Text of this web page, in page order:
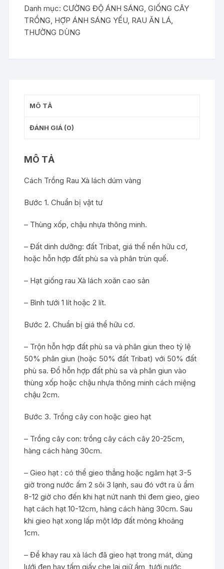
dúm
vàng
số
Danh mục:CƯỜNG ĐỘ ÁNH SÁNG ,GIỐNG CÂY
TRỒNG HỢP ÁNH SÁNG YẾU RAU ĂN LÁ
THƯỜNG DÙNG
MÔ TẢ
ĐÁNH GIÁ (0)
MÔ TẢ
Cách Trồng Rau Xà lách dúm vàng
Bước 1. Chuẩn bị vật tư
– Thùng xốp, chậu nhựa thông minh.
– Đất dinh dưỡng: đất Tribat, giá thể nền hữu cơ,
hoặc hỗn hợp đất phù sa và phân trùn quế.
– Hạt giống rau Xà lách xoăn cao sản
– Bình tưới 1 lít hoặc 2 lít.
Bước 2. Chuẩn bị giá thể hữu cơ.
– Trộn hỗn hợp đất phù sa và phân giun theo tỷ lệ
50% phân giun (hoặc 50% đất Tribat) với 50% đất
phù sa. Đổ hỗn hợp đất phù sa và phân giun vào
thùng xốp hoặc chậu nhựa thông minh cách miệng
chậu 2cm.
Bước 3. Trồng cây con hoặc gieo hạt
– Trồng cây con: trồng cây cách cây 20-25cm,
hàng cách hàng 30cm.
– Gieo hạt : có thể gieo thẳng hoặc ngâm hạt 3-5
giờ trong nước ấm 2 sôi 3 lạnh, sau đó vớt ra ủ ẩm
8-12 giờ cho đến khi hạt nứt nanh thì đem gieo, gieo
hạt cách hạt 10-12cm, hàng cách hàng 30cm. Sau
khi gieo hạt xong lấp một lớp đất mỏng khoảng
1cm.
– Để khay rau xà lách đã gieo hạt trong mát, dùng
lưới đen hay tấm giấy che lại giữ ẩm, tưới nước